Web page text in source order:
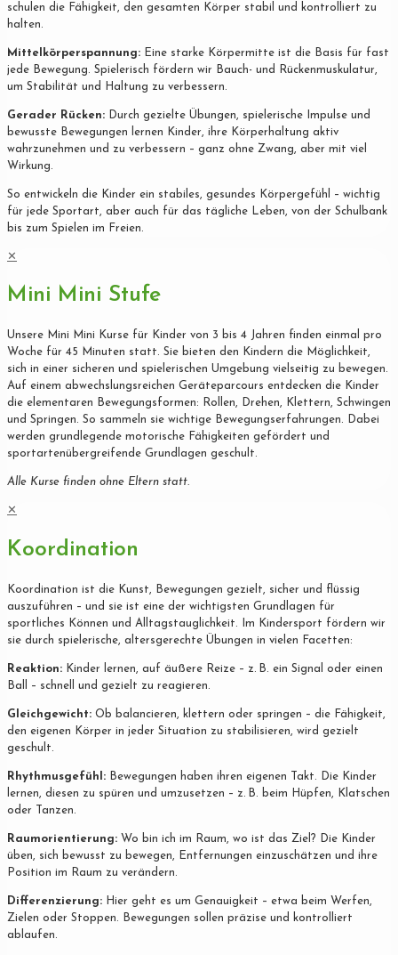
schulen die Fähigkeit, den gesamten Körper stabil und kontrolliert zu
halten.
Mittelkörperspannung: Eine starke Körpermitte ist die Basis für fast
jede Bewegung. Spielerisch fördern wir Bauch- und Rückenmuskulatur,
um Stabilität und Haltung zu verbessern.
Gerader Rücken: Durch gezielte Übungen, spielerische Impulse und
bewusste Bewegungen lernen Kinder, ihre Körperhaltung aktiv
wahrzunehmen und zu verbessern – ganz ohne Zwang, aber mit viel
Wirkung.
So entwickeln die Kinder ein stabiles, gesundes Körpergefühl – wichtig
für jede Sportart, aber auch für das tägliche Leben, von der Schulbank
bis zum Spielen im Freien.
✕
Mini Mini Stufe
Unsere Mini Mini Kurse für Kinder von 3 bis 4 Jahren finden einmal pro
Woche für 45 Minuten statt. Sie bieten den Kindern die Möglichkeit,
sich in einer sicheren und spielerischen Umgebung vielseitig zu bewegen.
Auf einem abwechslungsreichen Geräteparcours entdecken die Kinder
die elementaren Bewegungsformen: Rollen, Drehen, Klettern, Schwingen
und Springen. So sammeln sie wichtige Bewegungserfahrungen. Dabei
werden grundlegende motorische Fähigkeiten gefördert und
sportartenübergreifende Grundlagen geschult.
Alle Kurse finden ohne Eltern statt.
✕
Koordination
Koordination ist die Kunst, Bewegungen gezielt, sicher und flüssig
auszuführen – und sie ist eine der wichtigsten Grundlagen für
sportliches Können und Alltagstauglichkeit. Im Kindersport fördern wir
sie durch spielerische, altersgerechte Übungen in vielen Facetten:
Reaktion: Kinder lernen, auf äußere Reize – z. B. ein Signal oder einen
Ball – schnell und gezielt zu reagieren.
Gleichgewicht: Ob balancieren, klettern oder springen – die Fähigkeit,
den eigenen Körper in jeder Situation zu stabilisieren, wird gezielt
geschult.
Rhythmusgefühl: Bewegungen haben ihren eigenen Takt. Die Kinder
lernen, diesen zu spüren und umzusetzen – z. B. beim Hüpfen, Klatschen
oder Tanzen.
Raumorientierung: Wo bin ich im Raum, wo ist das Ziel? Die Kinder
üben, sich bewusst zu bewegen, Entfernungen einzuschätzen und ihre
Position im Raum zu verändern.
Differenzierung: Hier geht es um Genauigkeit – etwa beim Werfen,
Zielen oder Stoppen. Bewegungen sollen präzise und kontrolliert
ablaufen.